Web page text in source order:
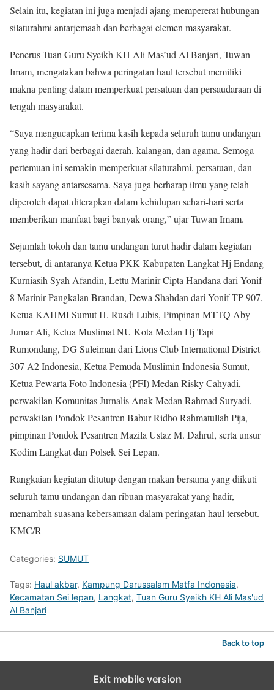
Selain itu, kegiatan ini juga menjadi ajang mempererat hubungan
silaturahmi antarjemaah dan berbagai elemen masyarakat.
Penerus Tuan Guru Syeikh KH Ali Mas’ud Al Banjari, Tuwan
Imam, mengatakan bahwa peringatan haul tersebut memiliki
makna penting dalam memperkuat persatuan dan persaudaraan di
tengah masyarakat.
“Saya mengucapkan terima kasih kepada seluruh tamu undangan
yang hadir dari berbagai daerah, kalangan, dan agama. Semoga
pertemuan ini semakin memperkuat silaturahmi, persatuan, dan
kasih sayang antarsesama. Saya juga berharap ilmu yang telah
diperoleh dapat diterapkan dalam kehidupan sehari-hari serta
memberikan manfaat bagi banyak orang,” ujar Tuwan Imam.
Sejumlah tokoh dan tamu undangan turut hadir dalam kegiatan
tersebut, di antaranya Ketua PKK Kabupaten Langkat Hj Endang
Kurniasih Syah Afandin, Lettu Marinir Cipta Handana dari Yonif
8 Marinir Pangkalan Brandan, Dewa Shahdan dari Yonif TP 907,
Ketua KAHMI Sumut H. Rusdi Lubis, Pimpinan MTTQ Aby
Jumar Ali, Ketua Muslimat NU Kota Medan Hj Tapi
Rumondang, DG Suleiman dari Lions Club International District
307 A2 Indonesia, Ketua Pemuda Muslimin Indonesia Sumut,
Ketua Pewarta Foto Indonesia (PFI) Medan Risky Cahyadi,
perwakilan Komunitas Jurnalis Anak Medan Rahmad Suryadi,
perwakilan Pondok Pesantren Babur Ridho Rahmatullah Pija,
pimpinan Pondok Pesantren Mazila Ustaz M. Dahrul, serta unsur
Kodim Langkat dan Polsek Sei Lepan.
Rangkaian kegiatan ditutup dengan makan bersama yang diikuti
seluruh tamu undangan dan ribuan masyarakat yang hadir,
menambah suasana kebersamaan dalam peringatan haul tersebut.
KMC/R
Categories: SUMUT
Tags: Haul akbar, Kampung Darussalam Matfa Indonesia,
Kecamatan Sei lepan, Langkat, Tuan Guru Syeikh KH Ali Mas'ud
Al Banjari
Back to top
Exit mobile version